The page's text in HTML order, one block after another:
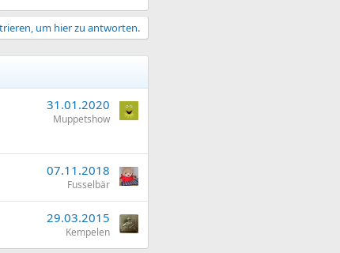
um hier zu antworten.
31.01.2020
Muppetshow
07.11.2018
Fusselbär
29.03.2015
Kempelen